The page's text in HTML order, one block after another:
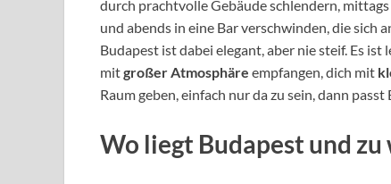
durch prachtvolle Gebäude schlendern,
und abends in eine Bar verschwinden, die sich
Budapest ist dabei elegant, aber nie steif. Es
mitgroßer Atmosphäre empfangen, dich mit
Raum geben, einfach nur da zu sein, dann
Wo liegt Budapest und